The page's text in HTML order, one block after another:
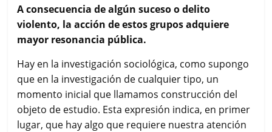
c
e
b
o
k
i
t
t
e
r
a
t
s
A
p
a
i
l
m
p
a
r
i
r
A consecuencia de algún suceso o delito
violento, la acción de estos grupos adquiere
mayor resonancia pública.
Hay en la investigación sociológica, como supongo
que en la investigación de cualquier tipo, un
momento inicial que llamamos construcción del
objeto de estudio. Esta expresión indica, en primer
lugar, que hay algo que requiere nuestra atención